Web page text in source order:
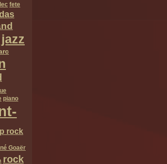
fete
jazz
piano
rock
Goaër
rock